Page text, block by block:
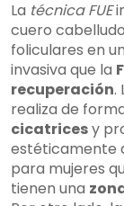
La técnica FUE
cuero
foliculares en
invasiva que la
recuperación.
realiza de
cicatricesy
estéticamente
para mujeres
tienen una